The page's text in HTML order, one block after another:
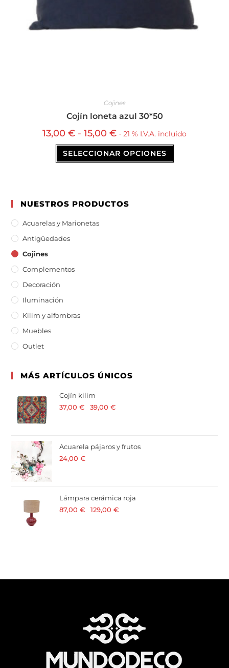
Cojines
Cojín loneta azul 30*50
13,00 € - 15,00 € · 21 % I.V.A. incluido
SELECCIONAR OPCIONES
NUESTROS PRODUCTOS
Acuarelas y Marionetas
Antigüedades
Cojines
Complementos
Decoración
Iluminación
Kilim y alfombras
Muebles
Outlet
MÁS ARTÍCULOS ÚNICOS
Cojín kilim
37,00€ 39,00€
Acuarela pájaros y frutos
24,00€
Lámpara cerámica roja
87,00€ 129,00€